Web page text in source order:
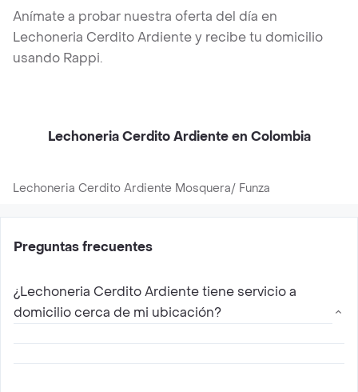
Anímate a probar nuestra oferta del día en
Lechoneria Cerdito Ardiente y recibe tu domicilio
usando Rappi.
Lechoneria Cerdito Ardiente en Colombia
Lechoneria Cerdito Ardiente Mosquera/ Funza
Preguntas frecuentes
¿Lechoneria Cerdito Ardiente tiene servicio a
domicilio cerca de mi ubicación?